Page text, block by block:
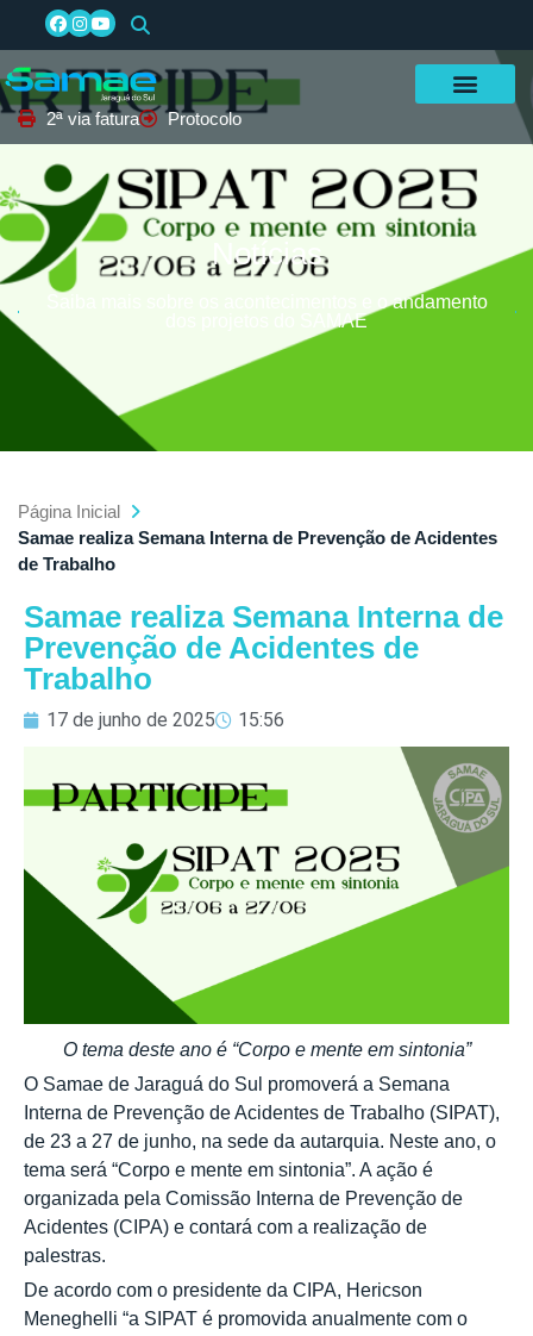
2ª via fatura Protocolo
Notícias
Saiba mais sobre os acontecimentos e o andamento
dos projetos do SAMAE
Página Inicial
Samae realiza Semana Interna de Prevenção de Acidentes
de Trabalho
Samae realiza Semana Interna de
Prevenção de Acidentes de
Trabalho
17 de junho de 2025 15:56
O tema deste ano é “Corpo e mente em sintonia”
O Samae de Jaraguá do Sul promoverá a Semana
Interna de Prevenção de Acidentes de Trabalho (SIPAT),
de 23 a 27 de junho, na sede da autarquia. Neste ano, o
tema será “Corpo e mente em sintonia”. A ação é
organizada pela Comissão Interna de Prevenção de
Acidentes (CIPA) e contará com a realização de
palestras.
De acordo com o presidente da CIPA, Hericson
Meneghelli “a SIPAT é promovida anualmente com o